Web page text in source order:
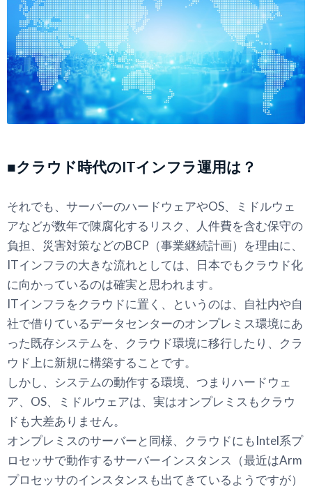
■クラウド時代のITインフラ運用は？
それでも、サーバーのハードウェアやOS、ミドルウェ
アなどが数年で陳腐化するリスク、人件費を含む保守の
負担、災害対策などのBCP（事業継続計画）を理由に、
ITインフラの大きな流れとしては、日本でもクラウド化
に向かっているのは確実と思われます。
ITインフラをクラウドに置く、というのは、自社内や自
社で借りているデータセンターのオンプレミス環境にあ
った既存システムを、クラウド環境に移行したり、クラ
ウド上に新規に構築することです。
しかし、システムの動作する環境、つまりハードウェ
ア、OS、ミドルウェアは、実はオンプレミスもクラウ
ドも大差ありません。
オンプレミスのサーバーと同様、クラウドにもIntel系プ
ロセッサで動作するサーバーインスタンス（最近はArm
プロセッサのインスタンスも出てきているようですが）